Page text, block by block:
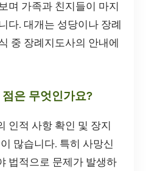
며 가족과 친지들이 마지
다. 대개는 성당이나 장례
중 장례지도사의 안내에
은 무엇인가요?
인적 사항 확인 및 장지
많습니다. 특히 사망신
법적으로 문제가 발생하